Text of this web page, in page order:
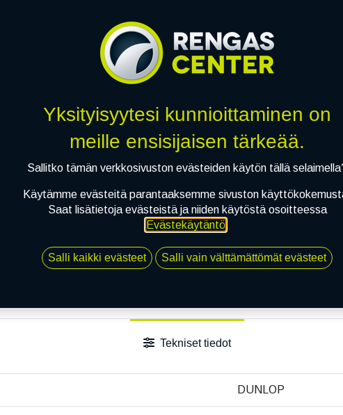
Toimittajilla (kotimaa):
Toimitusaika:
Vertaa Lisää
Tekniset tiedot
DUNLOP
Yksityisyytesi kunnioittaminen on
meille ensisijaisen tärkeää.
Sallitko tämän verkkosivuston evästeiden käytön tällä
Käytämme evästeitä parantaaksemme sivuston
Saat lisätietoja evästeistä ja niiden käytöstä osoitteessa
Evästekäytäntö.
Salli kaikki evästeet Salli vain välttämättömät evästeet